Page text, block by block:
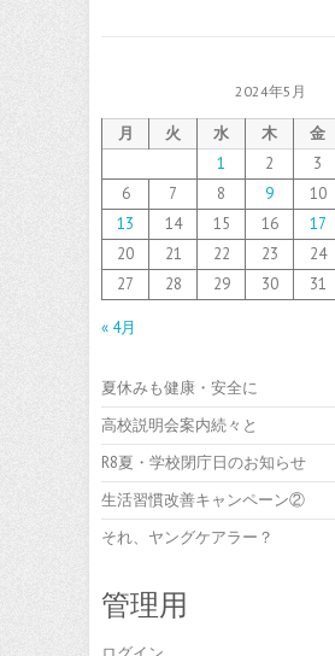
2024年5月
月 火 水 木 金
1
2 3
6
7 8 9 10
13
14 15 16 17
20
21 22 23 24
27
28 29 30 31
« 4月
夏休みも健康・安全に
高校説明会案内続々と
R8夏・学校閉庁日のお知らせ
生活習慣改善キャンペーン②
それ、ヤングケアラー？
管理用